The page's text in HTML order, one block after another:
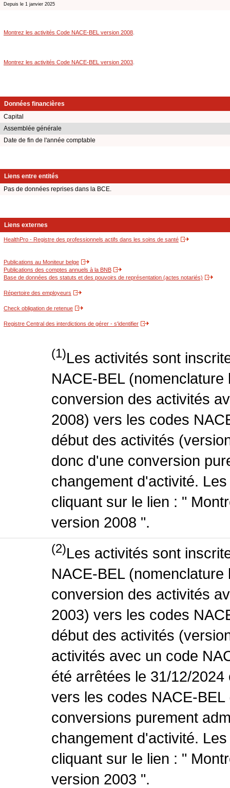
Depuis le 1 janvier 2025
Montrez les activités Code NACE-BEL version 2008
Montrez les activités Code NACE-BEL version 2003
Données financières
Capital
Assemblée générale
Date de fin de l'année comptable
Liens entre entités
Pas de données reprises dans la BCE.
Liens externes
HealthPro - Registre des professionnels actifs dans les soins de santé
Publications au Moniteur belge
Publications des comptes annuels à la BNB
Base de données des statuts et des pouvoirs de représentation (actes notariés)
Répertoire des employeurs
Check obligation de retenue
Registre Central des interdictions de gérer - s'identifier
(1)Les activités sont
NACE-BEL
conversion des activités
2008) vers les codes
début des activités
donc d'une conversion
changement d'activité.
cliquant sur le lien : "
version 2008 ".
(2)Les activités sont
NACE-BEL
conversion des activités
2003) vers les codes
début des activités
activités avec un code
été arrêtées le 31/12/
vers les codes NACE-
conversions purement
changement d'activité.
cliquant sur le lien : "
version 2003 ".